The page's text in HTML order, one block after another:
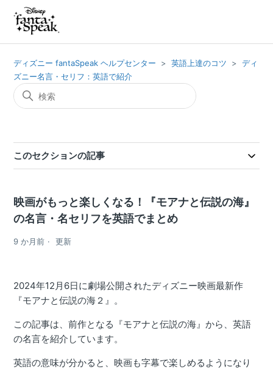
ディズニー fantaSpeak ヘルプセンター 英語上達のコツ
ディ
ズニー名言・セリフ：英語で紹介
このセクションの記事
映画がもっと楽しくなる！『モアナと伝説の海』
の名言・名セリフを英語でまとめ
9 か月前 更新
2024年12月6日に劇場公開されたディズニー映画最新作
『モアナと伝説の海２』。
この記事は、前作となる『モアナと伝説の海』から、英語
の名言を紹介しています。
英語の意味が分かると、映画も字幕で楽しめるようになり